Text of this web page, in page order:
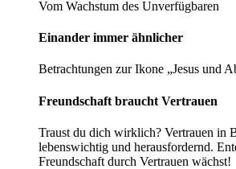
Vom Wachstum des Unverfügbaren
Einander immer ­ähnlicher
Betrachtungen zur Ikone „Jesus und
Freundschaft braucht Vertrauen
Traust du dich wirklich? Vertrauen in
lebenswichtig und herausfordernd.
Freundschaft durch Vertrauen wächst!